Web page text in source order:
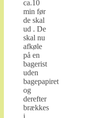
ca.10
min før
de skal
ud . De
skal nu
afkøle
på en
bagerist
uden
bagepapiret
og
derefter
brækkes
i